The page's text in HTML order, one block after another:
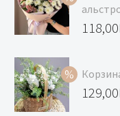
118,00
цена:
129,00